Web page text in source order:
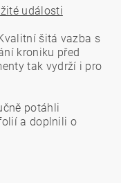
události
šitá vazba s
kroniku před
tak vydrží i pro
potáhli
a doplnili o